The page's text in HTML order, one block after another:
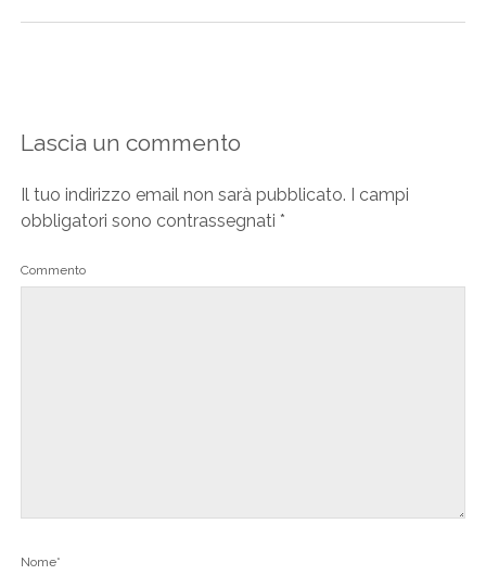
Lascia un commento
Il tuo indirizzo email non sarà pubblicato. I campi
obbligatori sono contrassegnati *
Commento
Nome*